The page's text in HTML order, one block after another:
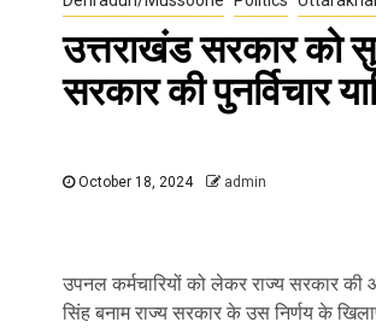
उत्तराखंड सरकार को
सरकार की पुनर्विचार
October 18, 2024 admin
उपनल कर्मचारियों को लेकर राज्य सरकार की
सिंह बनाम राज्य सरकार के उस निर्णय के